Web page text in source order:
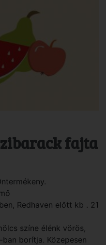
fajta
Redhaven előtt kb . 21
színe élénk vörös,
borítja. Közepesen